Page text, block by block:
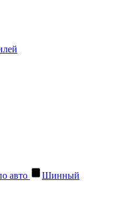
авто
Шинный